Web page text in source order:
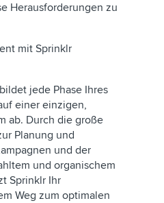
Herausforderungen zu
mit Sprinklr
bildet jede Phase Ihres
einer einzigen,
ab. Durch die große
Planung und
und der
und organischem
Sprinklr Ihr
Weg zum optimalen